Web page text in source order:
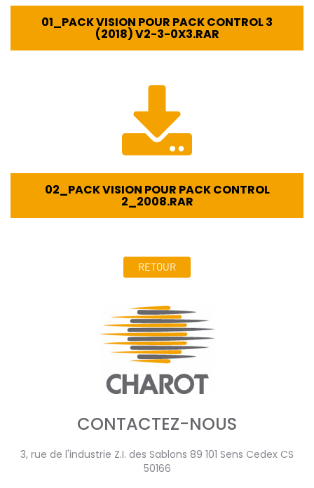
01_PACK VISION POUR PACK CONTROL 3
(2018) V2-3-0X3.RAR
02_PACK VISION POUR PACK CONTROL
2_2008.RAR
RETOUR
CONTACTEZ-NOUS
3, rue de l'industrie Z.I. des Sablons 89 101 Sens Cedex CS
50166